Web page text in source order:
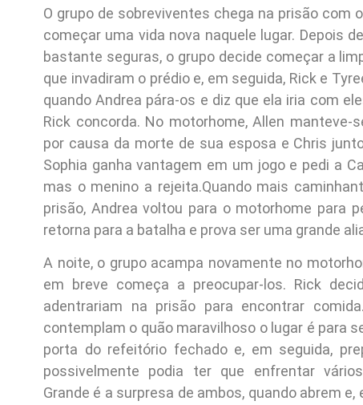
O grupo de sobreviventes chega na prisão com
começar uma vida nova naquele lugar. Depois
bastante seguras, o grupo decide começar a
que invadiram o prédio e, em seguida, Rick e
quando Andrea pára-os e diz que ela iria com
Rick concorda. No motorhome, Allen manteve-
por causa da morte de sua esposa e Chris
Sophia ganha vantagem em um jogo e pedi a
mas o menino a rejeita.Quando mais
prisão, Andrea voltou para o motorhome para
retorna para a batalha e prova ser uma grande
A noite, o grupo acampa novamente no
em breve começa a preocupar-los. Rick
adentrariam na prisão para encontrar
contemplam o quão maravilhoso o lugar é para
porta do refeitório fechado e, em seguida,
possivelmente podia ter que enfrentar
Grande é a surpresa de ambos, quando abrem